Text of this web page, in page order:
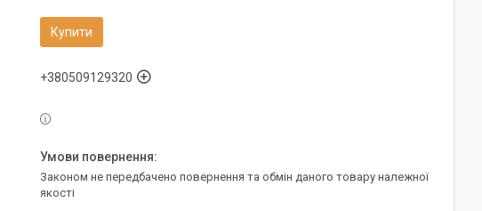
Купити
+380509129320
Законом не передбачено повернення та обмін даного товару належної
якості